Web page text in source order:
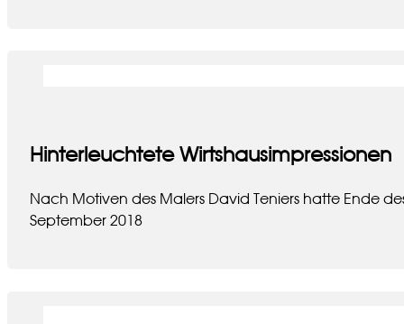
Hinterleuchtete Wirtshausimpressionen
Nach Motiven des Malers David Teniers hatte Ende
September 2018